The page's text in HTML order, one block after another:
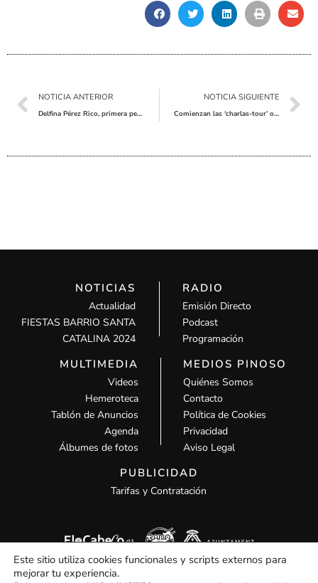
AntNOTICIA ANTERIOR
Delfina Pérez Rico, primera persona mayor de 90 años vacunada en Pinoso de Covid-19
NOTICIA SIGUIENTE
Comienzan las ‘charlas-tour’ online para gestantes del Departamento de Salud de Elda.
NOTICIAS
Actualidad
FIESTAS BARRIO SANTA
CATALINA 2024
RADIO
Emisión Directo
Podcast
Programación
MULTIMEDIA
Videos
Hemeroteca
Tablón de Anuncios
Agenda
Álbumes de fotos
MEDIOS PINOSO
Quiénes Somos
Contacto
Política de Cookies
Privacidad
Aviso Legal
PUBLICIDAD
Tarifas y Contratación
Este sitio utiliza cookies funcionales y scripts externos para
mejorar tu experiencia.